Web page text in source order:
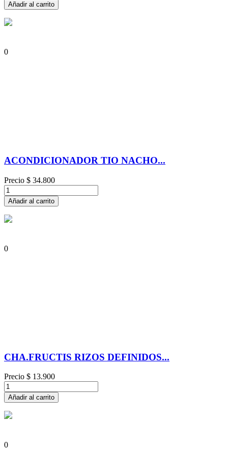
Añadir al carrito
0
ACONDICIONADOR TIO NACHO...
Precio $ 34.800
Añadir al carrito
0
CHA.FRUCTIS RIZOS DEFINIDOS...
Precio $ 13.900
Añadir al carrito
0